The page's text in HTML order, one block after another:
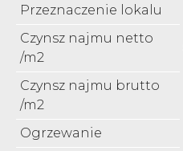
Przeznaczenie lokalu
Czynsz najmu netto
/m2
Czynsz najmu brutto
/m2
Ogrzewanie